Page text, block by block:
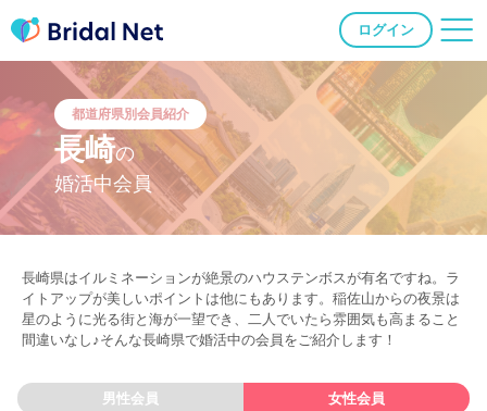
ログイン
都道府県別会員紹介
長崎の
婚活中会員
長崎県はイルミネーションが絶景のハウステンボスが有名ですね。ラ
イトアップが美しいポイントは他にもあります。稲佐山からの夜景は
星のように光る街と海が一望でき、二人でいたら雰囲気も高まること
間違いなし♪そんな長崎県で婚活中の会員をご紹介します！
男性会員 女性会員